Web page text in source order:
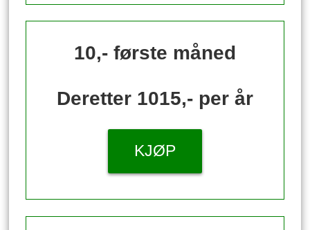
10,- første måned
Deretter 1015,- per år
KJØP